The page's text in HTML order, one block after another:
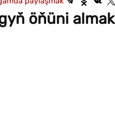
öňüni almak